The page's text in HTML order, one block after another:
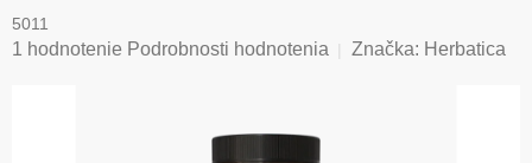
5011
Priemerné
1 hodnotenie Podrobnosti hodnotenia Značka: Herbatica